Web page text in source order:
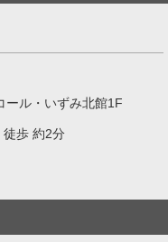
ール・いずみ北館1F
徒歩 約2分